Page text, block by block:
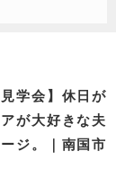
学会】休日が
が大好きな夫
ジ。｜南国市